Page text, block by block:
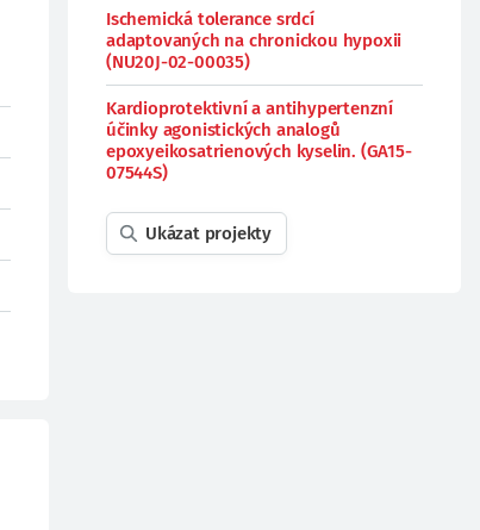
Ischemická tolerance srdcí
adaptovaných na chronickou hypoxii
(NU20J-02-00035)
Kardioprotektivní a antihypertenzní
účinky agonistických analogů
epoxyeikosatrienových kyselin. (GA15-
07544S)
Ukázat projekty